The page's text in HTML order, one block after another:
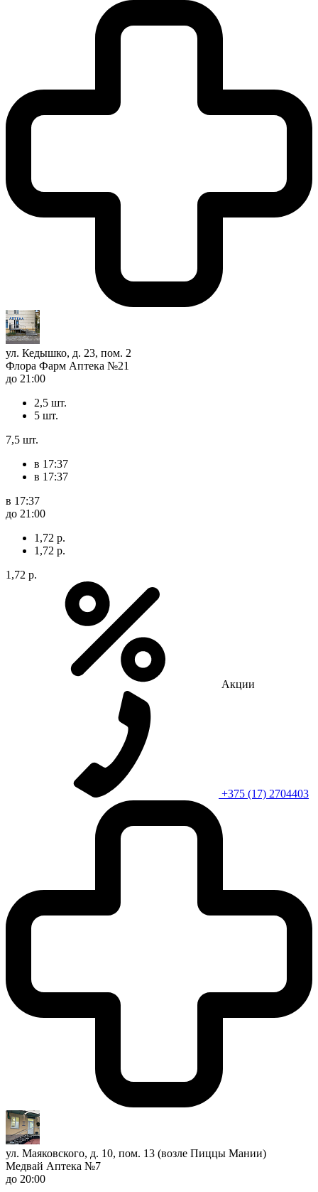
ул. Кедышко, д. 23, пом. 2
Флора Фарм Аптека №21
до 21:00
2,5 шт.
5 шт.
7,5 шт.
в 17:37
в 17:37
в 17:37
до 21:00
1,72 р.
1,72 р.
1,72 р.
Акции
+375 (17) 2704403
ул. Маяковского, д. 10, пом. 13 (возле Пиццы Мании)
Медвай Аптека №7
до 20:00